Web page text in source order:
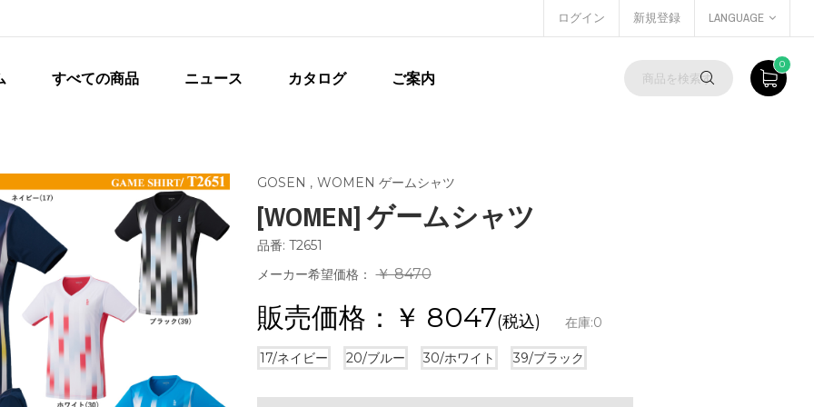
ログイン 新規登録 LANGUAGE
すべての商品 ニュース カタログ ご案内
0
GOSEN , WOMEN ゲームシャツ
[WOMEN] ゲームシャツ
品番: T2651
メーカー希望価格： ￥ 8470
販売価格：￥ 8047(税込) 在庫:0
17/ネイビー 20/ブルー 30/ホワイト 39/ブラック